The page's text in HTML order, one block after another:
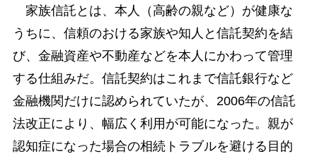
家族信託とは、本人（高齢の親など）が健康な
うちに、信頼のおける家族や知人と信託契約を結
び、金融資産や不動産などを本人にかわって管理
する仕組みだ。信託契約はこれまで信託銀行など
金融機関だけに認められていたが、2006年の信託
法改正により、幅広く利用が可能になった。親が
認知症になった場合の相続トラブルを避ける目的